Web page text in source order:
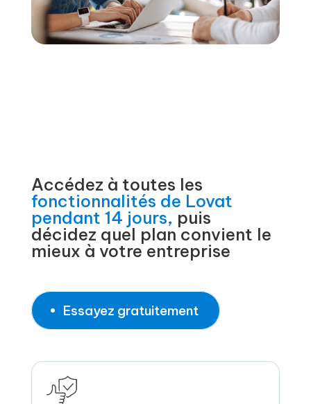
Accédez à toutes les
fonctionnalités de Lovat
pendant 14 jours, puis
décidez quel plan convient le
mieux à votre entreprise
Essayez gratuitement